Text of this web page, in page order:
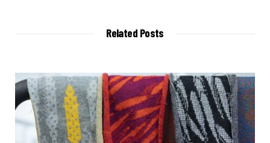
Related Posts